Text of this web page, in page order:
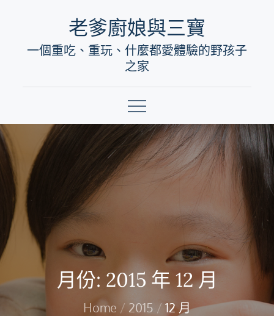
content
老爹廚娘與三寶
一個重吃、重玩、什麼都愛體驗的野孩子
之家
月份: 2015 年 12 月
Home 2015 12 月